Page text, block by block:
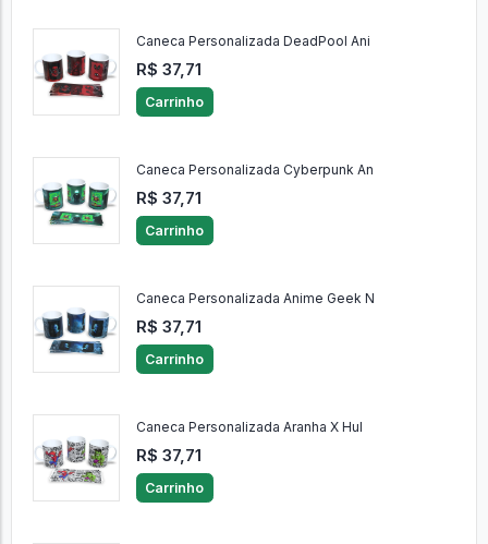
Caneca Personalizada DeadPool Ani
R$ 37,71
Carrinho
Caneca Personalizada Cyberpunk An
R$ 37,71
Carrinho
Caneca Personalizada Anime Geek N
R$ 37,71
Carrinho
Caneca Personalizada Aranha X Hul
R$ 37,71
Carrinho